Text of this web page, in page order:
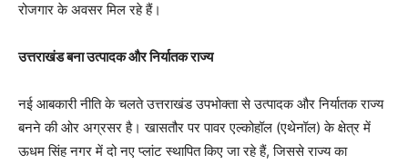
रोजगार के अवसर मिल रहे हैं।
उत्तराखंड बना उत्पादक और निर्यातक राज्य
नई आबकारी नीति के चलते उत्तराखंड उपभोक्ता से उत्पादक और निर्यातक राज्य
बनने की ओर अग्रसर है। खासतौर पर पावर एल्कोहॉल (एथेनॉल) के क्षेत्र में
ऊधम सिंह नगर में दो नए प्लांट स्थापित किए जा रहे हैं, जिससे राज्य का